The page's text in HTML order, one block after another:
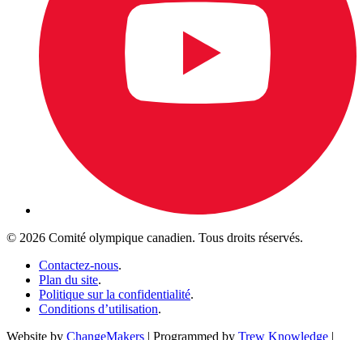
© 2026 Comité olympique canadien. Tous droits réservés.
Contactez-nous.
Plan du site.
Politique sur la confidentialité.
Conditions d’utilisation.
Website by ChangeMakers | Programmed by Trew Knowledge |